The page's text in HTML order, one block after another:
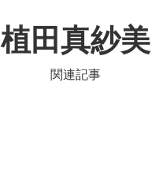
植田真紗美
関連記事